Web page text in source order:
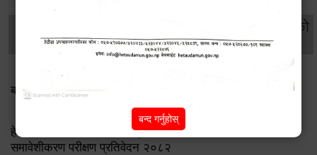
व्यक्तिगत घटना दर्ता
विकास
सूचनाको
बाल भेला तथा योजना तर्जुमा सम्बन्धी सूचना
हेटौंडा उपमहानगरपालिका: लैङ्गिक समानता तथा सामाजिक
समावेशीकरण परीक्षण प्रतिवेदन २०८२
बन्द गर्नुहोस्